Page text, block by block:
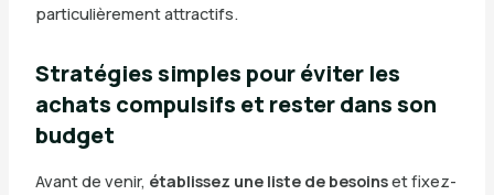
particulièrement attractifs.
Stratégies simples pour éviter les
achats compulsifs et rester dans son
budget
Avant de venir, établissez une liste de besoinset fixez-